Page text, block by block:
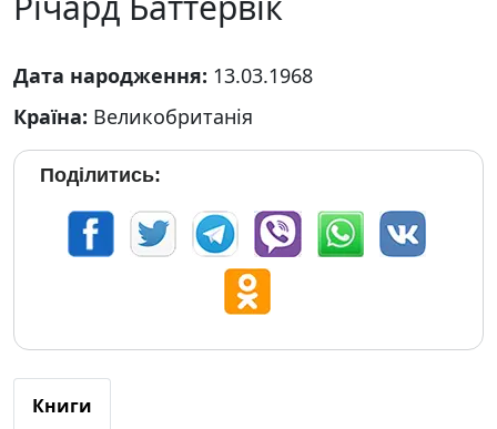
Дата народження: 13.03.1968
Країна: Великобританія
Поділитись:
Книги